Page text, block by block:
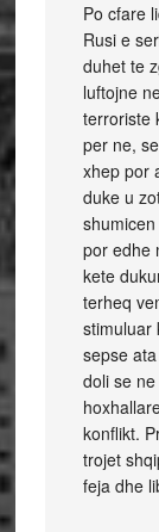
Po cfare
Rusi e
duhet te
luftojne
terroriste
per ne,
xhep por
duke u
por edhe
kete
terheq
stimuluar
sepse
doli se
konflikt.
trojet
feja dhe